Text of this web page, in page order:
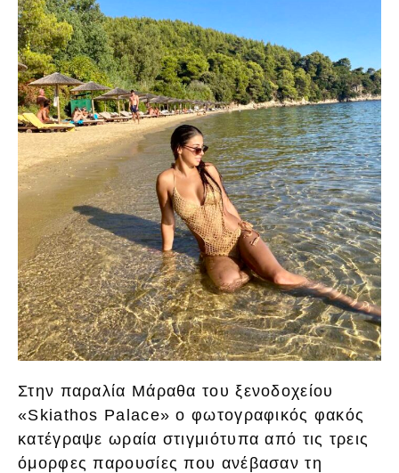
Στην παραλία Μάραθα του ξενοδοχείου
«Skiathos Palace» ο φωτογραφικός φακός
κατέγραψε ωραία στιγμιότυπα από τις τρεις
όμορφες παρουσίες που ανέβασαν τη